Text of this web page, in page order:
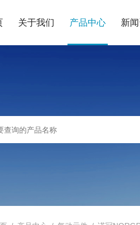
关于我们 产品中心 新